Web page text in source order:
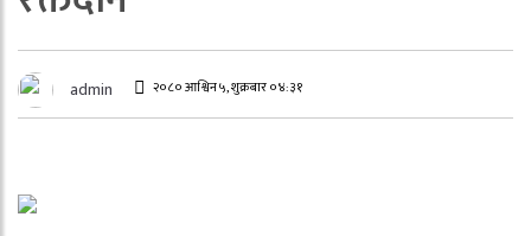
admin २०८० आश्विन ५, शुक्रबार ०४:३१